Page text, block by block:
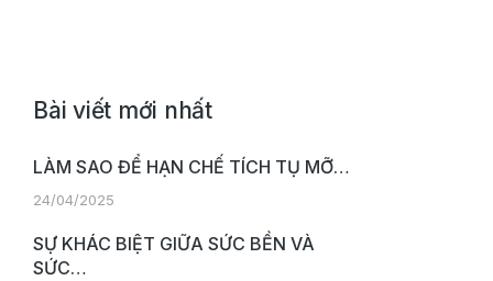
Bài viết mới nhất
LÀM SAO ĐỂ HẠN CHẾ TÍCH TỤ MỠ…
24/04/2025
SỰ KHÁC BIỆT GIỮA SỨC BỀN VÀ
SỨC…